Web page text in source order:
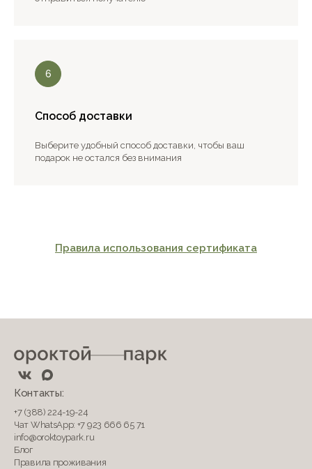
Способ доставки
Выберите удобный способ доставки, чтобы ваш
подарок не остался без внимания
Правила использования сертификата
Контакты:
+7 (388) 224-19-24
Чат WhatsApp: +7 923 666 65 71
info@oroktoypark.ru
Блог
Правила проживания